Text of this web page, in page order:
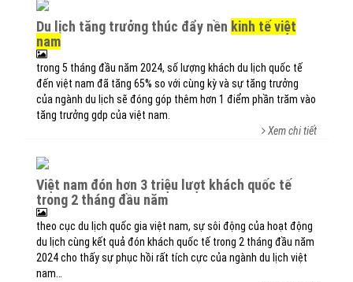
du lịch tăng trưởng thúc đẩy nền kinh tế việt
nam
trong 5 tháng đầu năm 2024, số lượng khách du lịch quốc tế
đến việt nam đã tăng 65% so với cùng kỳ và sự tăng trưởng
của ngành du lịch sẽ đóng góp thêm hơn 1 điểm phần trăm vào
tăng trưởng gdp của việt nam.
Xem chi tiết
việt nam đón hơn 3 triệu lượt khách quốc tế
trong 2 tháng đầu năm
theo cục du lịch quốc gia việt nam, sự sôi động của hoạt động
du lịch cùng kết quả đón khách quốc tế trong 2 tháng đầu năm
2024 cho thấy sự phục hồi rất tích cực của ngành du lịch việt
nam…